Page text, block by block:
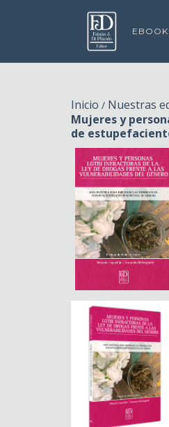
Inicio / Nuestras
Mujeres y
de